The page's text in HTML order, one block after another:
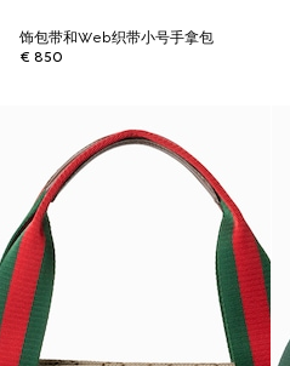
饰包带和Web织带小号手拿包
€ 850